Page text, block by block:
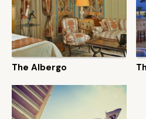
The Albergo